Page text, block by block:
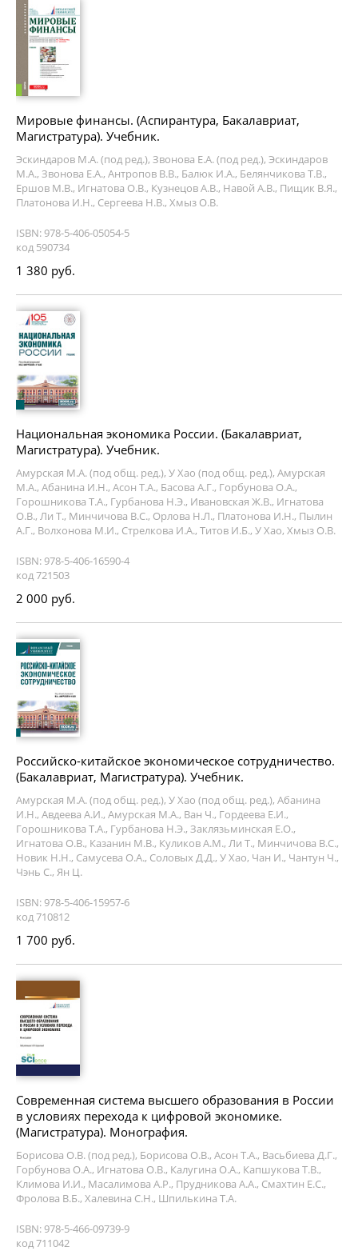
Мировые финансы. (Аспирантура, Бакалавриат,
Магистратура). Учебник.
Эскиндаров М.А. (под ред.), Звонова Е.А. (под ред.), Эскиндаров
М.А., Звонова Е.А., Антропов В.В., Балюк И.А., Белянчикова Т.В.,
Ершов М.В., Игнатова О.В., Кузнецов А.В., Навой А.В., Пищик В.Я.,
Платонова И.Н., Сергеева Н.В., Хмыз О.В.
ISBN: 978-5-406-05054-5
код 590734
1 380 руб.
Национальная экономика России. (Бакалавриат,
Магистратура). Учебник.
Амурская М.А. (под общ. ред.), У Хао (под общ. ред.), Амурская
М.А., Абанина И.Н., Асон Т.А., Басова А.Г., Горбунова О.А.,
Горошникова Т.А., Гурбанова Н.Э., Ивановская Ж.В., Игнатова
О.В., Ли Т., Минчичова В.С., Орлова Н.Л., Платонова И.Н., Пылин
А.Г., Волхонова М.И., Стрелкова И.А., Титов И.Б., У Хао, Хмыз О.В.
ISBN: 978-5-406-16590-4
код 721503
2 000 руб.
Российско-китайское экономическое сотрудничество.
(Бакалавриат, Магистратура). Учебник.
Амурская М.А. (под общ. ред.), У Хао (под общ. ред.), Абанина
И.Н., Авдеева А.И., Амурская М.А., Ван Ч., Гордеева Е.И.,
Горошникова Т.А., Гурбанова Н.Э., Заклязьминская Е.О.,
Игнатова О.В., Казанин М.В., Куликов А.М., Ли Т., Минчичова В.С.,
Новик Н.Н., Самусева О.А., Соловых Д.Д., У Хао, Чан И., Чантун Ч.,
Чэнь С., Ян Ц.
ISBN: 978-5-406-15957-6
код 710812
1 700 руб.
Современная система высшего образования в России
в условиях перехода к цифровой экономике.
(Магистратура). Монография.
Борисова О.В. (под ред.), Борисова О.В., Асон Т.А., Васьбиева Д.Г.,
Горбунова О.А., Игнатова О.В., Калугина О.А., Капшукова Т.В.,
Климова И.И., Масалимова А.Р., Прудникова А.А., Смахтин Е.С.,
Фролова В.Б., Халевина С.Н., Шпилькина Т.А.
ISBN: 978-5-466-09739-9
код 711042